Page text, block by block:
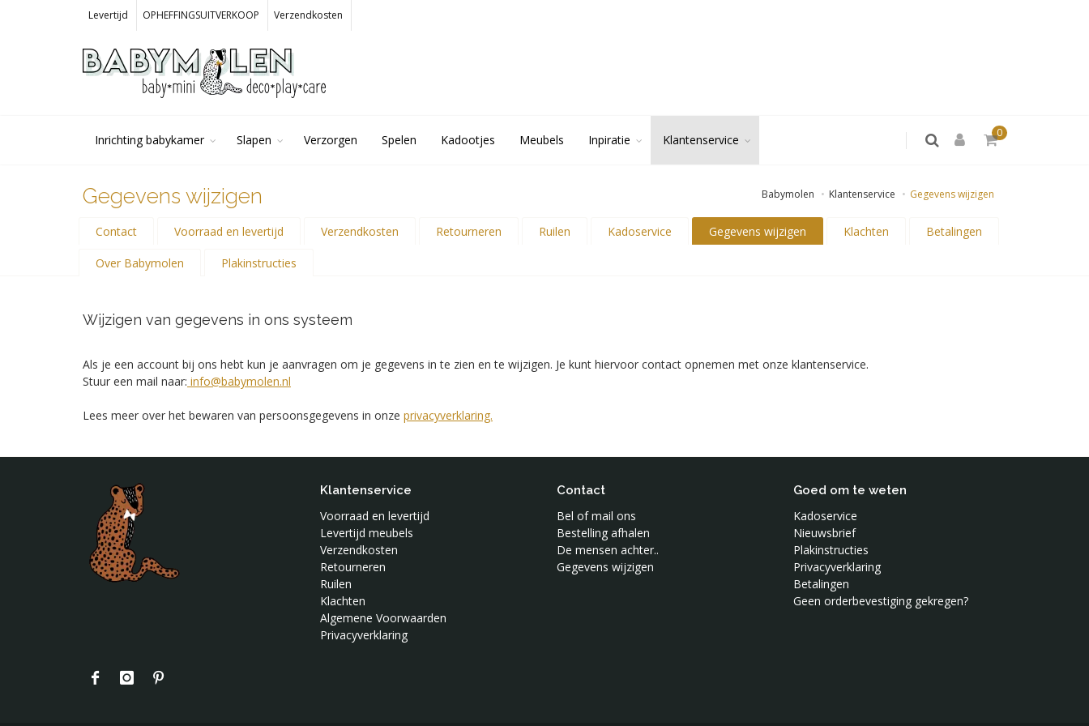
Levertijd OPHEFFINGSUITVERKOOP Verzendkosten
0
Inrichting babykamer Slapen Verzorgen Spelen Kadootjes Meubels Inpiratie Klantenservice
Babymolen Klantenservice Gegevens wijzigen
Gegevens wijzigen
Contact Voorraad en levertijd Verzendkosten Retourneren Ruilen Kadoservice Gegevens wijzigen Klachten Betalingen
Over Babymolen Plakinstructies
Wijzigen van gegevens in ons systeem
Als je een account bij ons hebt kun je aanvragen om je gegevens in te zien en te wijzigen. Je kunt hiervoor contact opnemen met onze klantenservice.
Stuur een mail naar: info@babymolen.nl
Lees meer over het bewaren van persoonsgegevens in onze privacyverklaring.
Klantenservice
Voorraad en levertijd
Levertijd meubels
Verzendkosten
Retourneren
Ruilen
Klachten
Algemene Voorwaarden
Privacyverklaring
Contact
Bel of mail ons
Bestelling afhalen
De mensen achter..
Gegevens wijzigen
Goed om te weten
Kadoservice
Nieuwsbrief
Plakinstructies
Privacyverklaring
Betalingen
Geen orderbevestiging gekregen?